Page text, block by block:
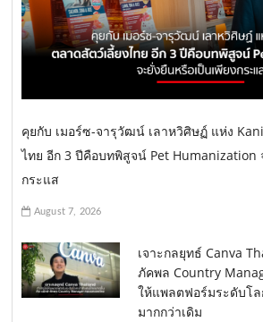
คุยกับ เมอร์ซ-จารุวัฒน์ เลาหวิศิษฏ์ แห่ง
ไทย อีก 3 ปีคือบทพิสูจน์ Pet Humanization
กระแส
August 7, 2026
เจาะกลยุทธ์ Canva
ภัคพล Country
ให้แพลตฟอร์มระดับโล
มากกว่าเดิม